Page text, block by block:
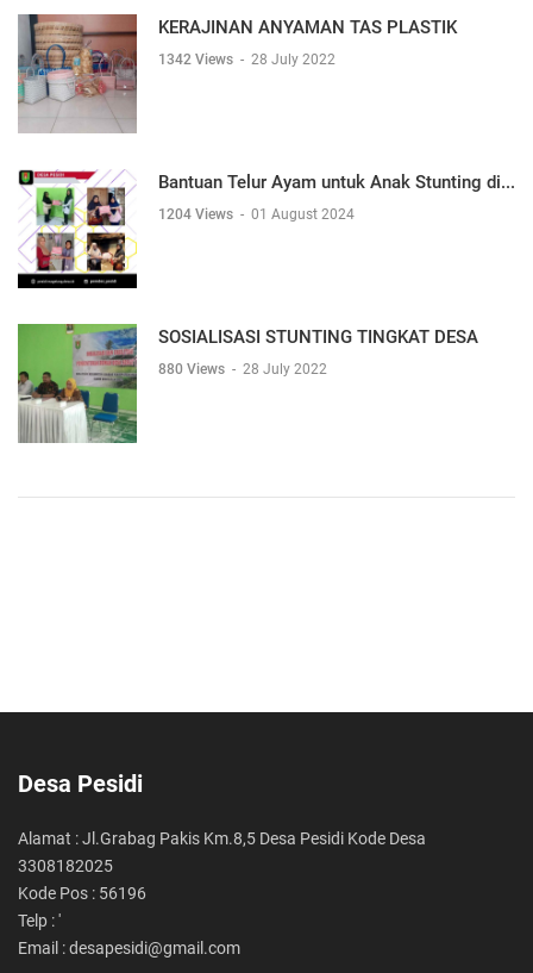
KERAJINAN ANYAMAN TAS PLASTIK
1342 Views - 28 July 2022
Bantuan Telur Ayam untuk Anak Stunting di...
1204 Views - 01 August 2024
SOSIALISASI STUNTING TINGKAT DESA
880 Views - 28 July 2022
Desa Pesidi
Alamat : Jl.Grabag Pakis Km.8,5 Desa Pesidi Kode Desa
3308182025
Kode Pos : 56196
Telp : '
Email : desapesidi@gmail.com